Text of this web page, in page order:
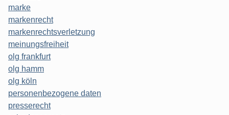
marke
markenrecht
markenrechtsverletzung
meinungsfreiheit
olg frankfurt
olg hamm
olg köln
personenbezogene daten
presserecht